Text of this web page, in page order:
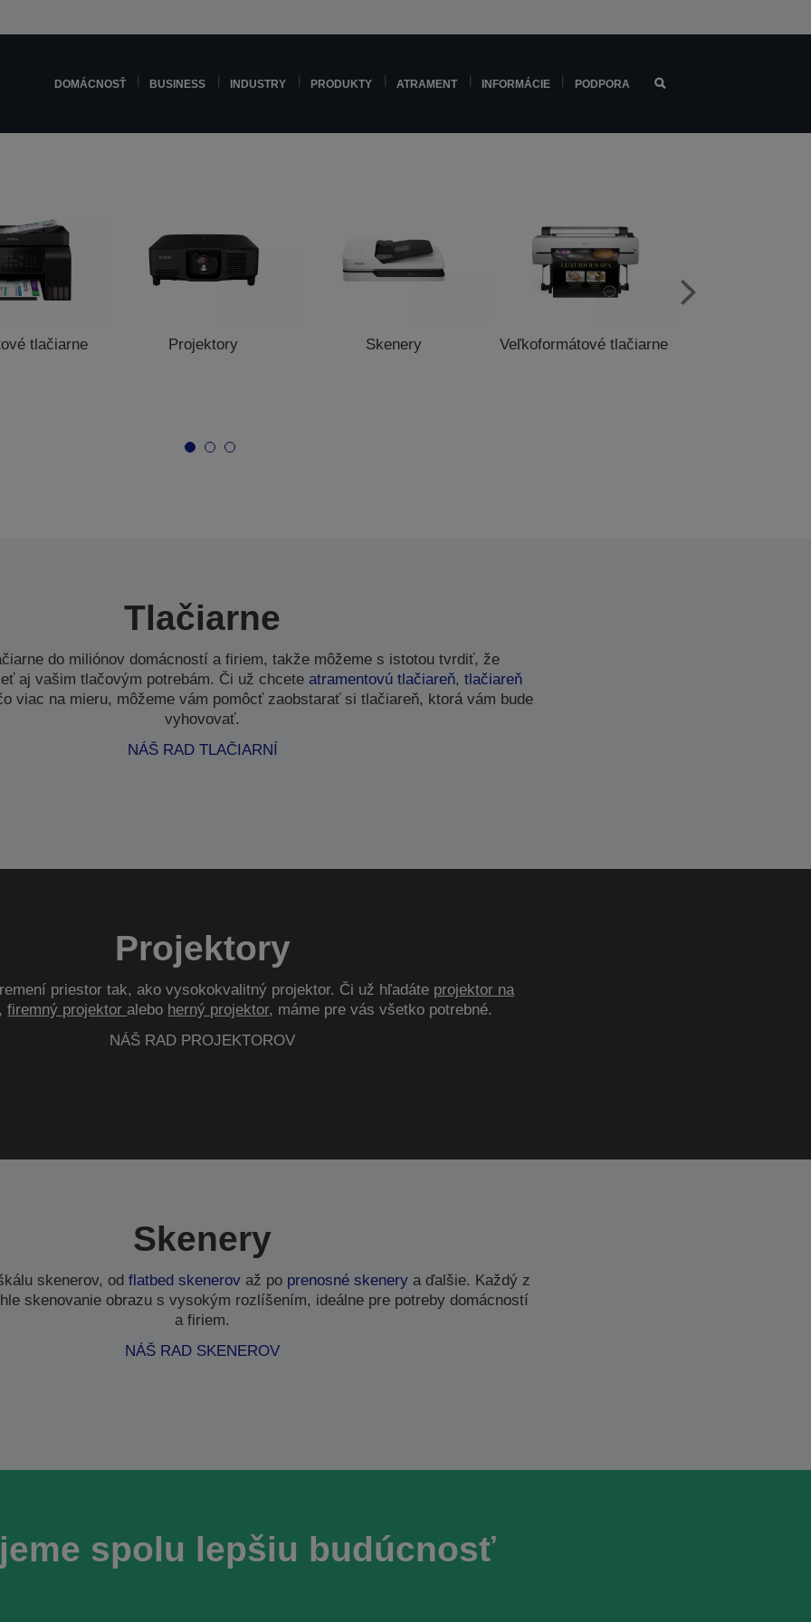
DOMÁCNOSŤ BUSINESS INDUSTRY PRODUKTY ATRAMENT INFORMÁCIE PODPORA
tlačiarne Projektory Skenery Veľkoformátové tlačiarne
Tlačiarne
do miliónov domácností a firiem, takže môžeme s istotou tvrdiť, že
aj vašim tlačovým potrebám. Či už chceteatramentovú tlačiareň,tlačiareň
viac na mieru, môžeme vám pomôcť zaobstarať si tlačiareň, ktorá vám bude
vyhovovať.
NÁŠ RAD TLAČIARNÍ
Projektory
priestor tak, ako vysokokvalitný projektor. Či už hľadáte projektor na
firemný projektor alebo herný projektor, máme pre vás všetko potrebné.
NÁŠ RAD PROJEKTOROV
Skenery
skenerov, odflatbed skenerov až po prenosné skenery a ďalšie. Každý z
skenovanie obrazu s vysokým rozlíšením, ideálne pre potreby domácností
a firiem.
NÁŠ RAD SKENEROV
spolu lepšiu budúcnosť